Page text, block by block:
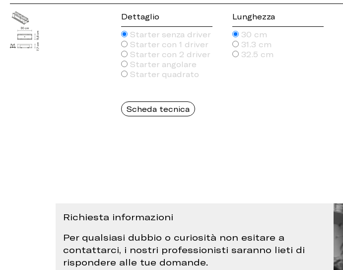
Dettaglio
Starter senza driver
Starter con 1 driver
Starter con 2 driver
Starter angolare
Starter quadrato
Lunghezza
30 cm
31.3 cm
32.5 cm
Scheda tecnica
Richiesta informazioni
Per qualsiasi dubbio o curiosità non esitare a
contattarci, i nostri professionisti saranno lieti di
rispondere alle tue domande.